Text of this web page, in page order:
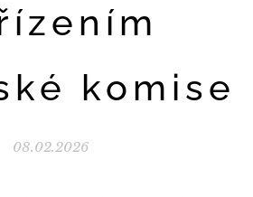
komise
08.02.2026